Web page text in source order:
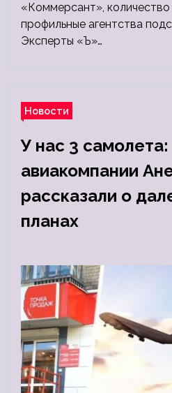
«Коммерсант»,
профильные агентства
Эксперты «Ъ»…
Новости
У нас 3 самолета:
авиакомпании
рассказали о
планах